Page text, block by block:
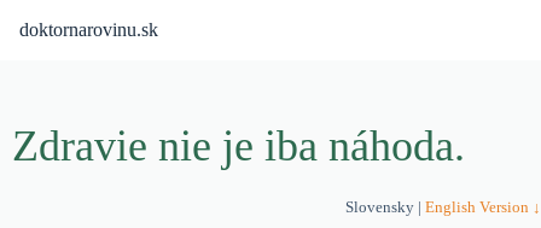
doktornarovinu.sk
Zdravie nie je iba náhoda.
Slovensky | English Version ↓